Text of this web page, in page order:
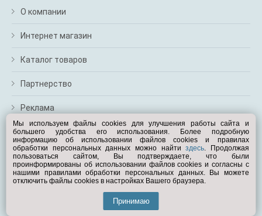
О компании
Интернет магазин
Каталог товаров
Партнерство
Реклама
Перейти на полную версию
Вам помочь?
© Exist.ru 1998—2026
Мы используем файлы cookies для улучшения работы сайта и
большего удобства его использования. Более подробную
информацию об использовании файлов cookies и правилах
обработки персональных данных можно найтиздесь. Продолжая
пользоваться сайтом, Вы подтверждаете, что были
проинформированы об использовании файлов cookies и согласны с
нашими правилами обработки персональных данных. Вы можете
отключить файлы cookies в настройках Вашего браузера.
Принимаю